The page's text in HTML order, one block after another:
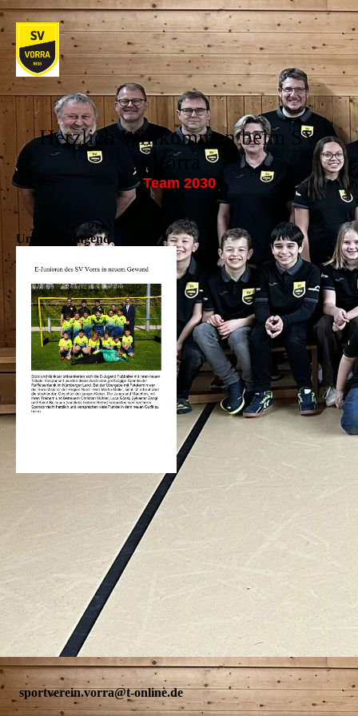
Herzlich Willkommen beim SV
Vorra
Team 2030
Unsere E-Jugend
sportverein.vorra@t-online.de